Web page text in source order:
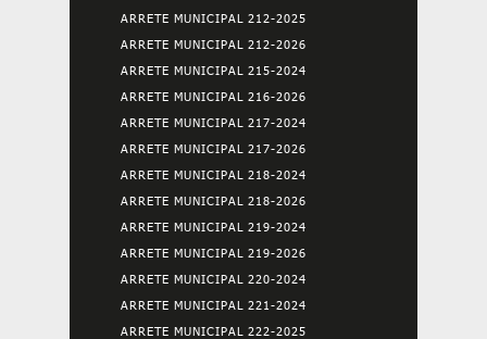
ARRETE MUNICIPAL 212-2025
ARRETE MUNICIPAL 212-2026
ARRETE MUNICIPAL 215-2024
ARRETE MUNICIPAL 216-2026
ARRETE MUNICIPAL 217-2024
ARRETE MUNICIPAL 217-2026
ARRETE MUNICIPAL 218-2024
ARRETE MUNICIPAL 218-2026
ARRETE MUNICIPAL 219-2024
ARRETE MUNICIPAL 219-2026
ARRETE MUNICIPAL 220-2024
ARRETE MUNICIPAL 221-2024
ARRETE MUNICIPAL 222-2025